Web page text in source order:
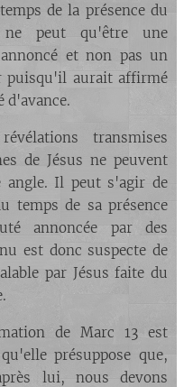
de la présence du
ne peut qu'être une
et non pas un
puisqu'il aurait affirmé
d'avance.
transmises
de Jésus ne peuvent
angle. Il peut s'agir de
temps de sa présence
annoncée par des
est donc suspecte de
par Jésus faite du
de Marc 13 est
présuppose que,
lui, nous devons